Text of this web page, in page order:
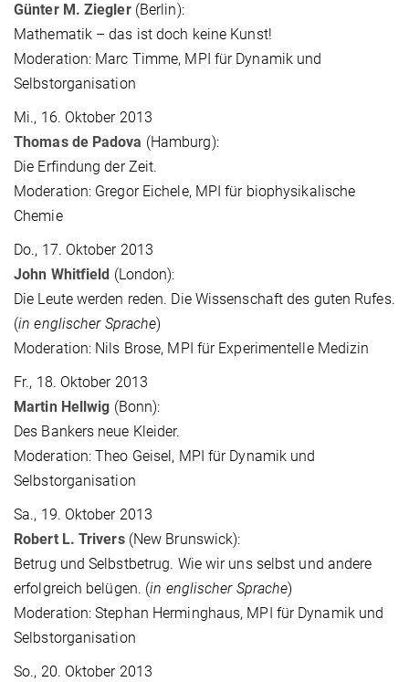
Günter M. Ziegler(Berlin):
Mathematik – das ist doch keine Kunst!
Moderation: Marc Timme, MPI für Dynamik und
Selbstorganisation
Mi., 16. Oktober 2013
Thomas de Padova (Hamburg):
Die Erfindung der Zeit.
Moderation: Gregor Eichele, MPI für biophysikalische
Chemie
Do., 17. Oktober 2013
John Whitfield (London):
Die Leute werden reden. Die Wissenschaft des guten Rufes.
(in englischer Sprache)
Moderation: Nils Brose, MPI für Experimentelle Medizin
Fr., 18. Oktober 2013
Martin Hellwig (Bonn):
Des Bankers neue Kleider.
Moderation: Theo Geisel, MPI für Dynamik und
Selbstorganisation
Sa., 19. Oktober 2013
Robert L. Trivers(New Brunswick):
Betrug und Selbstbetrug. Wie wir uns selbst und andere
erfolgreich belügen. (in englischer Sprache)
Moderation: Stephan Herminghaus, MPI für Dynamik und
Selbstorganisation
So., 20. Oktober 2013